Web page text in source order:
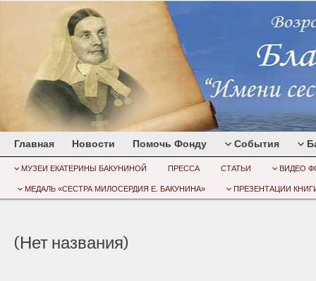
Главная Новости Помочь Фонду События
МУЗЕИ ЕКАТЕРИНЫ БАКУНИНОЙ ПРЕССА СТАТЬИ ВИДЕО
МЕДАЛЬ «СЕСТРА МИЛОСЕРДИЯ Е. БАКУНИНА» ПРЕЗЕНТАЦИИ
(Нет названия)